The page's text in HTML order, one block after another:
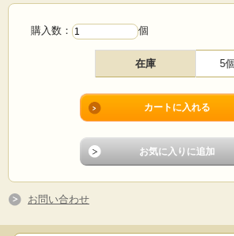
購入数： 個
在庫 5個
お問い合わせ